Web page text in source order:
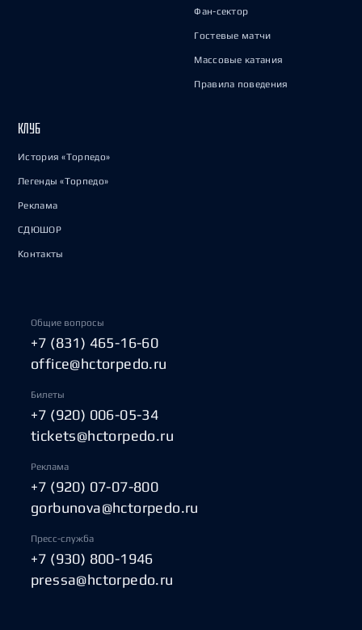
Фан-сектор
Гостевые матчи
Массовые катания
Правила поведения
КЛУБ
История «Торпедо»
Легенды «Торпедо»
Реклама
СДЮШОР
Контакты
Общие вопросы
+7 (831) 465-16-60
office@hctorpedo.ru
Билеты
+7 (920) 006-05-34
tickets@hctorpedo.ru
Реклама
+7 (920) 07-07-800
gorbunova@hctorpedo.ru
Пресс-служба
+7 (930) 800-1946
pressa@hctorpedo.ru